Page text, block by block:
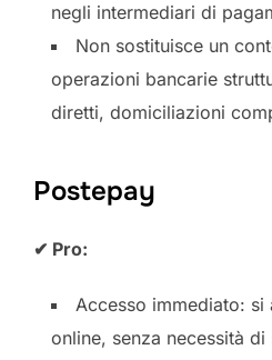
negli intermediari di
Non sostituisce un
operazioni bancarie
diretti, domiciliazioni
Postepay
✔ Pro:
Accesso immediato: si
online, senza necessità